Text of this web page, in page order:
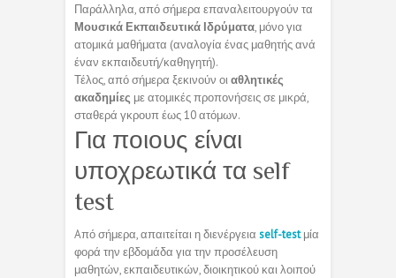
Παράλληλα, από σήμερα επαναλειτουργούν τα
Μουσικά Εκπαιδευτικά Ιδρύματα, μόνο για
ατομικά μαθήματα (αναλογία ένας μαθητής ανά
έναν εκπαιδευτή/καθηγητή).
Τέλος, από σήμερα ξεκινούν οιαθλητικές
ακαδημίες με ατομικές προπονήσεις σε μικρά,
σταθερά γκρουπ έως 10 ατόμων.
Για ποιους είναι
υποχρεωτικά τα self
test
Aπό σήμερα, απαιτείται η διενέργεια self-testμία
φορά την εβδομάδα για την προσέλευση
μαθητών, εκπαιδευτικών, διοικητικού και λοιπού